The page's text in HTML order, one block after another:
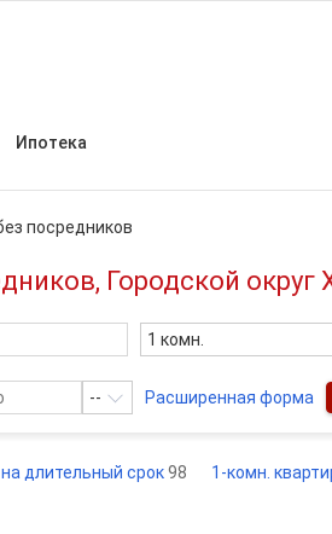
Ипотека
посредников
Городской округ
1 комн.
-- Расширенная форма
длительный срок98 1-комн.